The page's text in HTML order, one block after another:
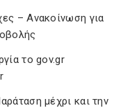
– Ανακοίνωση για
το gov.gr
μέχρι και την